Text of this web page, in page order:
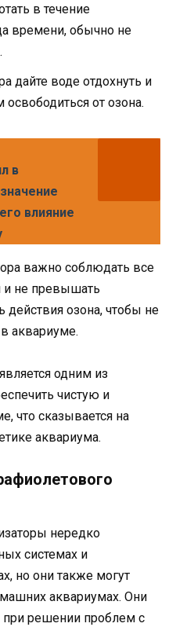
в течение
времени, обычно не
дайте воде отдохнуть и
от озона.
в
влияние
важно соблюдать все
и не превышать
озона, чтобы не
аквариуме.
одним из
чистую и
что сказывается на
аквариума.
нередко
системах и
но они также могут
аквариумах. Они
при решении проблем с